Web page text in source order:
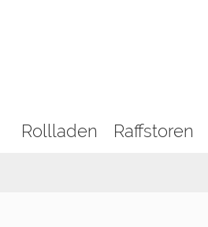
Rollladen Raffstoren